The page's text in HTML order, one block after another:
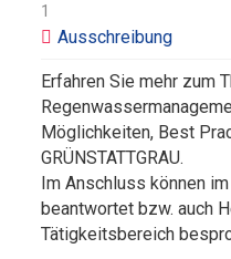
1
Erfahren Sie mehr zum
Möglichkeiten, Best
GRÜNSTATTGRAU.
Im Anschluss können
beantwortet bzw. auch
Tätigkeitsbereich